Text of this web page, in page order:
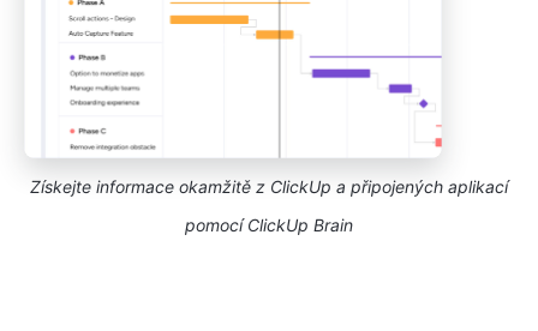
Získejte informace okamžitě z ClickUp a připojených aplikací
pomocí ClickUp Brain